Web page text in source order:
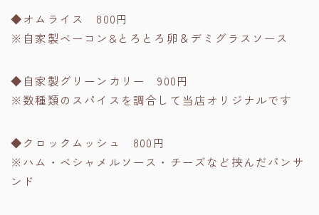
◆オムライス 800円
※自家製ベーコン&とろとろ卵＆デミグラスソース
◆自家製グリーンカリー 900円
※数種類のスパイスを調合して当店オリジナルです
◆クロックムッシュ 800円
※ハム・ベシャメルソース・チーズなど挟んだパンサ
ンド